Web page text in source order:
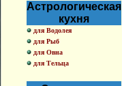
Астрологическая
кухня
для Водолея
для Рыб
для Овна
для Тельца